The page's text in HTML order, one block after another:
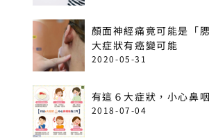
顏面神經痛竟可能是「
大症狀有癌變可能
2020-05-31
有這６大症狀，小心鼻
2018-07-04